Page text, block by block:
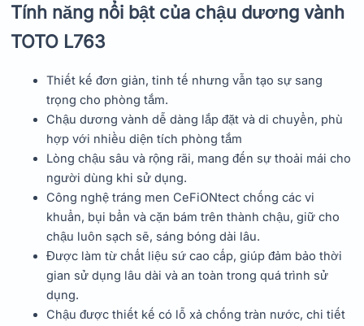
Tính năng nổi bật của chậu dương vành
TOTO L763
Thiết kế đơn giản, tinh tế nhưng vẫn tạo sự sang
trọng cho phòng tắm.
Chậu dương vành dễ dàng lắp đặt và di chuyển, phù
hợp với nhiều diện tích phòng tắm
Lòng chậu sâu và rộng rãi, mang đến sự thoải mái cho
người dùng khi sử dụng.
Công nghệ tráng men CeFiONtect chống các vi
khuẩn, bụi bẩn và cặn bám trên thành chậu, giữ cho
chậu luôn sạch sẽ, sáng bóng dài lâu.
Được làm từ chất liệu sứ cao cấp, giúp đảm bảo thời
gian sử dụng lâu dài và an toàn trong quá trình sử
dụng.
Chậu được thiết kế có lỗ xả chống tràn nước, chi tiết